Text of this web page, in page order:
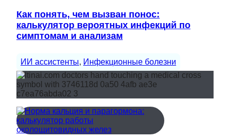
Как понять, чем вызван понос:
калькулятор вероятных инфекций по
симптомам и анализам
ИИ ассистенты, Инфекционные болезни